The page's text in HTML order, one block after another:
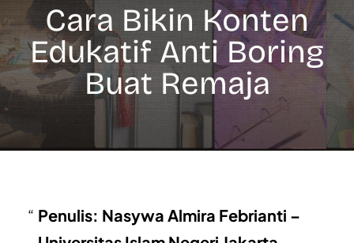
Cara Bikin Konten
Edukatif Anti Boring
Buat Remaja
Penulis: Nasywa Almira Febrianti –